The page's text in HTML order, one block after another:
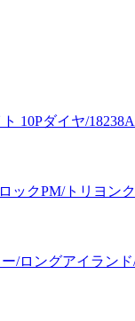
10Pダイヤ/
ックPM/トリヨン
ー/ロングアイラ